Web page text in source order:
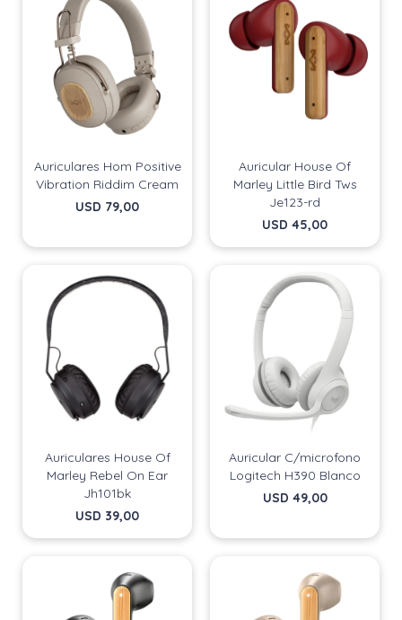
Auriculares Hom Positive
Vibration Riddim Cream
USD 79,00
Auricular House Of
Marley Little Bird Tws
Je123-rd
USD 45,00
Auriculares House Of
Marley Rebel On Ear
Jh101bk
USD 39,00
Auricular C/microfono
Logitech H390 Blanco
USD 49,00